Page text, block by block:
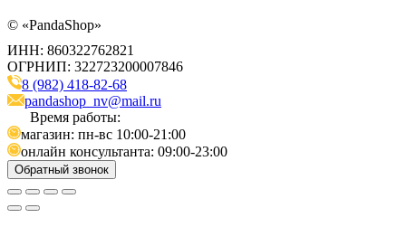
© «PandaShop»
ИНН: 860322762821
ОГРНИП: 322723200007846
8 (982) 418-82-68
pandashop_nv@mail.ru
Время работы:
магазин: пн-вс 10:00-21:00
онлайн консультанта: 09:00-23:00
Обратный звонок